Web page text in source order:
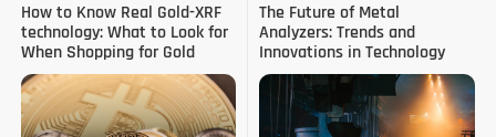
How to Know Real Gold-XRF
technology: What to Look for
When Shopping for Gold
Jewelry (باللغة الإنجليزية)
The Future of Metal
Analyzers: Trends and
Innovations in Technology
(باللغة الإنجليزية)